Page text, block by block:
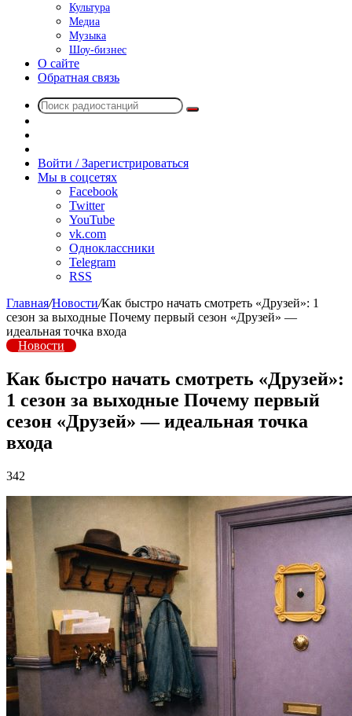
Культура
Медиа
Музыка
Шоу-бизнес
О сайте
Обратная связь
Поиск
радио
Войти / Зарегистрироваться
Мы в соцсетях
Facebook
Twitter
YouTube
vk.com
Одноклассники
Telegram
RSS
Главная/Новости/Как быстро начать смотреть «Друзей»: 1
сезон за выходные Почему первый сезон «Друзей» —
идеальная точка входа
Новости
Как быстро начать смотреть «Друзей»:
1 сезон за выходные Почему первый
сезон «Друзей» — идеальная точка
входа
342